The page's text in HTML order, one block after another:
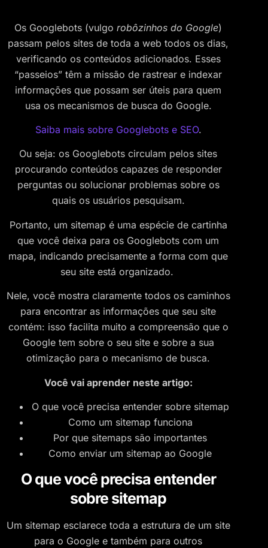
Os Googlebots (vulgo robôzinhos do Google)
passam pelos sites de toda a web todos os dias,
verificando os conteúdos adicionados. Esses
“passeios” têm a missão de rastrear e indexar
informações que possam ser úteis para quem
usa os mecanismos de busca do Google.
Saiba mais sobre Googlebots e SEO.
Ou seja: os Googlebots circulam pelos sites
procurando conteúdos capazes de responder
perguntas ou solucionar problemas sobre os
quais os usuários pesquisam.
Portanto, um sitemap é uma espécie de cartinha
que você deixa para os Googlebots com um
mapa, indicando precisamente a forma com que
seu site está organizado.
Nele, você mostra claramente todos os caminhos
para encontrar as informações que seu site
contém: isso facilita muito a compreensão que o
Google tem sobre o seu site e sobre a sua
otimização para o mecanismo de busca.
Você vai aprender neste artigo:
O que você precisa entender sobre sitemap
Como um sitemap funciona
Por que sitemaps são importantes
Como enviar um sitemap ao Google
O que você precisa entender
sobre sitemap
Um sitemap esclarece toda a estrutura de um site
para o Google e também para outros